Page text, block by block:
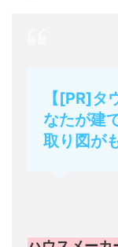
【[PR]タ
なたが建
取り図が